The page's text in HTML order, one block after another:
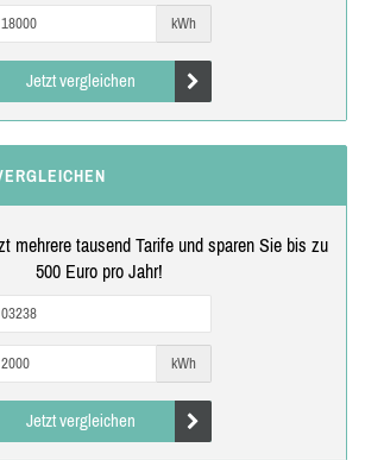
kWh
Jetzt vergleichen
mehrere tausend Tarife und sparen Sie bis zu
500 Euro pro Jahr!
kWh
Jetzt vergleichen